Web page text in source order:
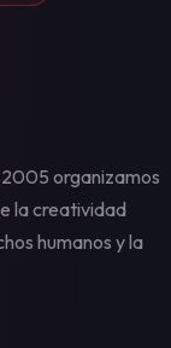
2005 organizamos
la creatividad
humanos y la